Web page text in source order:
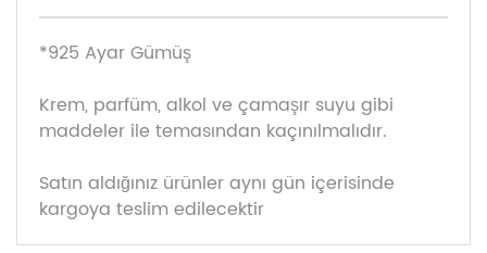
*925 Ayar Gümüş
Krem, parfüm, alkol ve çamaşır suyu gibi
maddeler ile temasından kaçınılmalıdır.
Satın aldığınız ürünler aynı gün içerisinde
kargoya teslim edilecektir